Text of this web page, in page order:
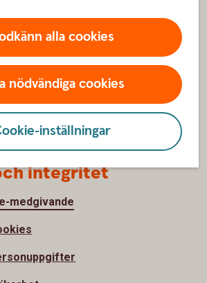
alla cookies
nödvändiga cookies
inställningar
integritet
medgivande